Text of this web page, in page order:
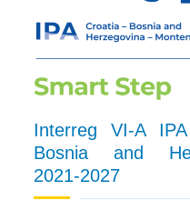
Interreg VI-A
Bosnia and
2021-2027